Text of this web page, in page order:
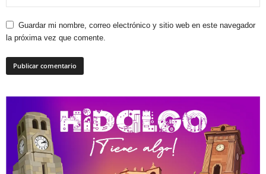
Guardar mi nombre, correo electrónico y sitio web en este navegador
la próxima vez que comente.